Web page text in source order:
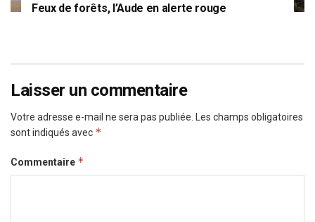
Feux de forêts, l’Aude en alerte rouge
Laisser un commentaire
Votre adresse e-mail ne sera pas publiée.
Les champs obligatoires
sont indiqués avec *
Commentaire *